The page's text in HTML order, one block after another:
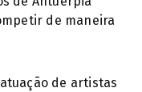
de maneira
de artistas